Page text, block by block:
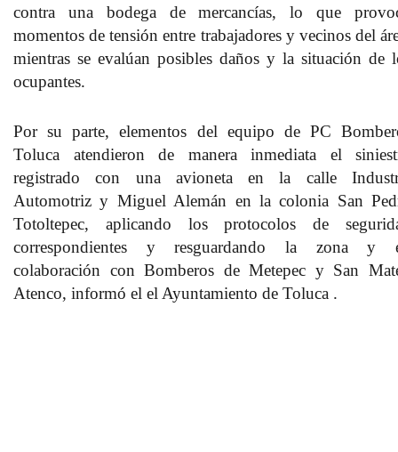
contra una bodega de mercancías, lo que
momentos de tensión entre trabajadores y vecinos del
mientras se evalúan posibles daños y la situación de
ocupantes.
Por su parte, elementos del equipo de PC
Toluca atendieron de manera inmediata el
registrado con una avioneta en la calle
Automotriz y Miguel Alemán en la colonia San
Totoltepec, aplicando los protocolos de
correspondientes y resguardando la zona y
colaboración con Bomberos de Metepec y San
Atenco, informó el el Ayuntamiento de Toluca .